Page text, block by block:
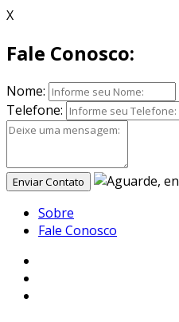
X
Fale Conosco:
Nome:
Telefone:
Enviar Contato
Sobre
Fale Conosco